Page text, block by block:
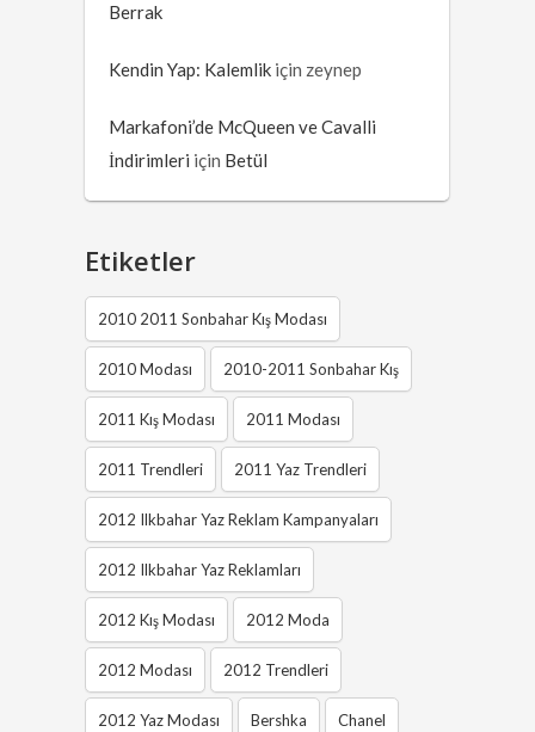
Berrak
Kendin Yap: Kalemlik için zeynep
Markafoni’de McQueen ve Cavalli
İndirimleri için Betül
Etiketler
2010 2011 Sonbahar Kış Modası
2010 Modası 2010-2011 Sonbahar Kış
2011 Kış Modası 2011 Modası
2011 Trendleri 2011 Yaz Trendleri
2012 Ilkbahar Yaz Reklam Kampanyaları
2012 Ilkbahar Yaz Reklamları
2012 Kış Modası 2012 Moda
2012 Modası 2012 Trendleri
2012 Yaz Modası Bershka Chanel